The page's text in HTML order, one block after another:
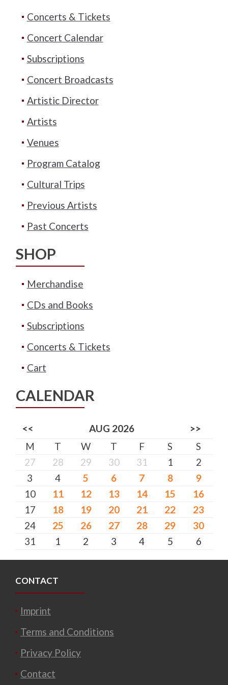
Concerts & Tickets
Concert Calendar
Subscriptions
Concert Broadcasts
Artistic Director
Artists
Venues
Program Catalog
Cultural Trips
Previous Artists
Past Concerts
SHOP
Merchandise
CDs and Books
Subscriptions
Concerts & Tickets
Cart
CALENDAR
<< AUG 2026
>>
M
T W T F S
S
27
28 29 30 31 1
2
3
4 5 6 7 8
9
10
11 12 13 14 15
16
17
18 19 20 21 22
23
24
25 26 27 28 29
30
31
1 2 3 4 5 6
CONTACT
Imprint
Terms and Conditions
Privacy Policy
Contact